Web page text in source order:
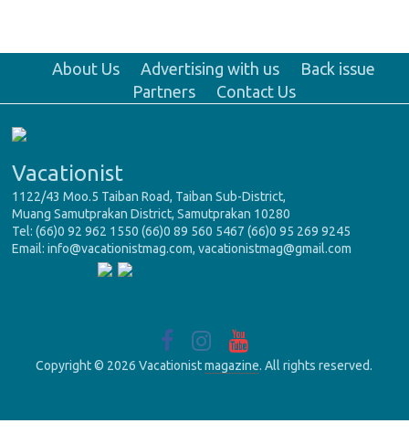
About Us Advertising with us
Back issue
Partners
Contact Us
Vacationist
1122/43 Moo.5 Taiban Road, Taiban Sub-District,
Muang Samutprakan District, Samutprakan 10280
Tel: (66)0 92 962 1550 (66)0 89 560 5467 (66)0 95 269 9245
Email: info@vacationistmag.com, vacationistmag@gmail.com
Copyright © 2026 Vacationistmagazine. All rights reserved.